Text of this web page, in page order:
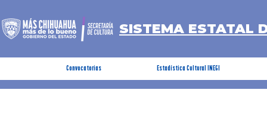
SISTEMA ESTATAL
Convocatorias Estadística Cultural INEGI